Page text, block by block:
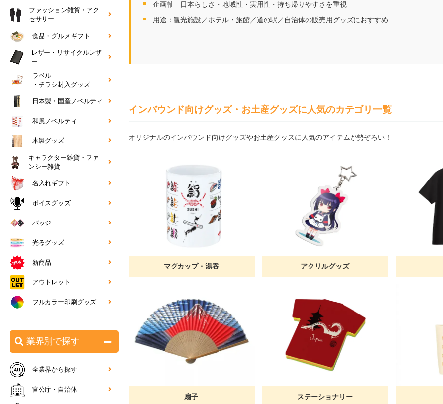
企画軸：日本らしさ・地域性・実用性・持ち帰りやすさを重視
用途：観光施設／ホテル・旅館／道の駅／自治体の販売用グッズにおすすめ
インバウンド向けグッズ・お土産グッズに人気のカテゴリ一覧
オリジナルのインバウンド向けグッズやお土産グッズに人気のアイテムが勢ぞろい！
マグカップ・湯吞 アクリルグッズ
扇子 ステーショナリー
ファッション雑貨・アク
セサリー
食品・グルメギフト
レザー・リサイクルレザ
ー
ラベル
・チラシ封入グッズ
日本製・国産ノベルティ
和風ノベルティ
木製グッズ
キャラクター雑貨・ファ
ンシー雑貨
名入れギフト
ボイスグッズ
バッジ
光るグッズ
新商品
アウトレット
フルカラー印刷グッズ
業界別で探す
全業界から探す
官公庁・自治体